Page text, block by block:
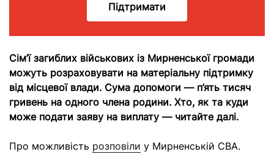
Підтримати
Сім’ї загиблих військових із Мирненської громади
можуть розраховувати на матеріальну підтримку
від місцевої влади. Сума допомоги — п’ять тисяч
гривень на одного члена родини. Хто, як та куди
може подати заяву на виплату — читайте далі.
Про можливість розповіли у Мирненській СВА.